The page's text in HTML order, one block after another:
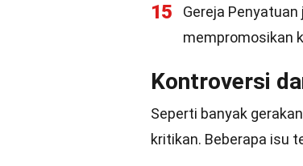
15
Gereja
mempromosikan
Kontroversi
Seperti banyak
kritikan. Beberapa isu